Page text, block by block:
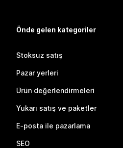
Önde gelen kategoriler
Stoksuz satış
Pazar yerleri
Ürün değerlendirmeleri
Yukarı satış ve paketler
E-posta ile pazarlama
SEO